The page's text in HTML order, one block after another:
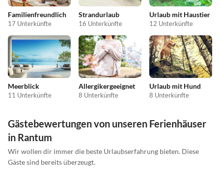
Familienfreundlich
17 Unterkünfte
Strandurlaub
16 Unterkünfte
Urlaub mit Haustier
12 Unterkünfte
Meerblick
11 Unterkünfte
Allergikergeeignet
8 Unterkünfte
Urlaub mit Hund
8 Unterkünfte
Gästebewertungen von unseren Ferienhäuser
in Rantum
Wir wollen dir immer die beste Urlaubserfahrung bieten. Diese
Gäste sind bereits überzeugt.